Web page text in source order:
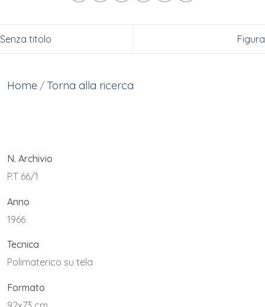
Senza titolo Figura
Home / Torna alla ricerca
N. Archivio
P.T 66/1
Anno
1966
Tecnica
Polimaterico su tela
Formato